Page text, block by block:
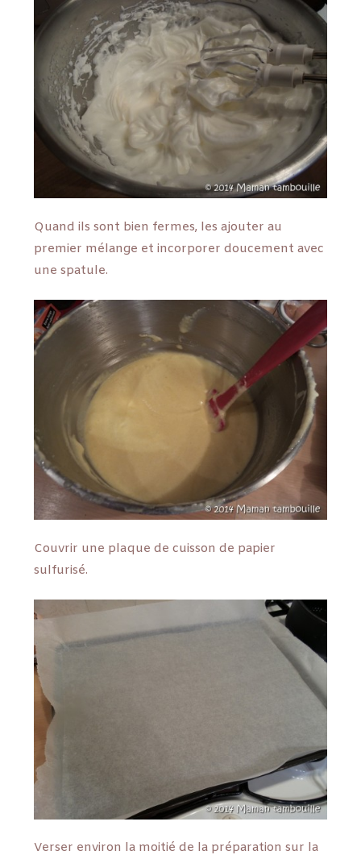
Quand ils sont bien fermes, les ajouter au
premier mélange et incorporer doucement avec
une spatule.
Couvrir une plaque de cuisson de papier
sulfurisé.
Verser environ la moitié de la préparation sur la